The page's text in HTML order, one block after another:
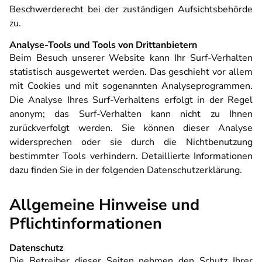
Beschwerderecht bei der zuständigen Aufsichtsbehörde
zu.
Analyse-Tools und Tools von Drittanbietern
Beim Besuch unserer Website kann Ihr Surf-Verhalten
statistisch ausgewertet werden. Das geschieht vor allem
mit Cookies und mit sogenannten Analyseprogrammen.
Die Analyse Ihres Surf-Verhaltens erfolgt in der Regel
anonym; das Surf-Verhalten kann nicht zu Ihnen
zurückverfolgt werden. Sie können dieser Analyse
widersprechen oder sie durch die Nichtbenutzung
bestimmter Tools verhindern. Detaillierte Informationen
dazu finden Sie in der folgenden Datenschutzerklärung.
Allgemeine Hinweise und
Pflichtinformationen
Datenschutz